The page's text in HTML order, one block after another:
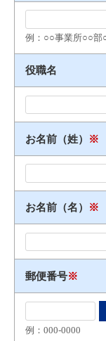
例：○○事業所○○部
役職名
お名前（姓） ※
お名前（名） ※
郵便番号※
例：000​-​0000